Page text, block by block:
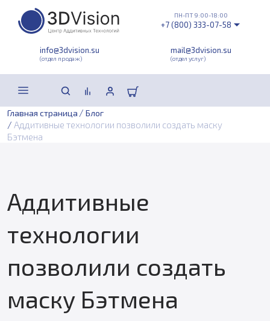
info@3dvision.su
(отдел продаж)
mail@3dvision.su
(отдел услуг)
ПН-ПТ 9:00-18:00
+7 (800) 333-07-58
Главная страница / Блог
/ Аддитивные технологии позволили создать маску
Бэтмена
Аддитивные
технологии
позволили создать
маску Бэтмена